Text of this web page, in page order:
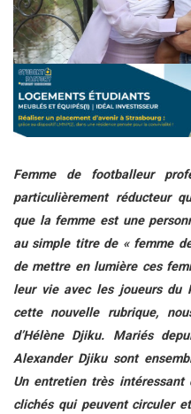
Femme de footballeur
particulièrement réducteur
que la femme est une
au simple titre de « femme
de mettre en lumière ces
leur vie avec les joueurs du
cette nouvelle rubrique,
d’Hélène Djiku. Mariés
Alexander Djiku sont
Un entretien très intéressant
clichés qui peuvent circuler